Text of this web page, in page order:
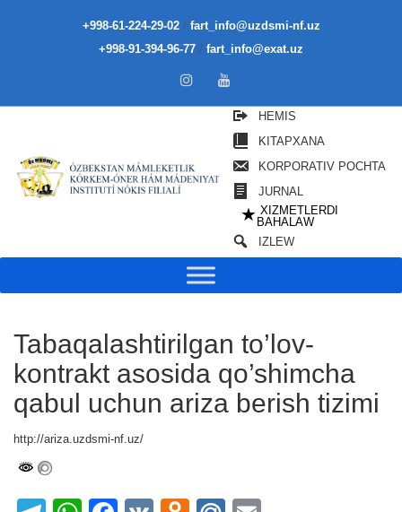
+998-61-224-29-02/ fart_info@uzdsmi-nf.uz
+998-91-394-96-77 / fart_info@exat.uz
HEMIS
KITAPXANA
KORPORATIV POCHTA
JURNAL
★ XIZMETLERDI
BAHALAW
IZLEW
Tabaqalashtirilgan to’lov-
kontrakt asosida qo’shimcha
qabul uchun ariza berish tizimi
http://ariza.uzdsmi-nf.uz/